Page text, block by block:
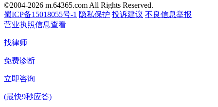
©2004-2026 m.64365.com All Rights Reserved.
蜀ICP备15018055号-1 隐私保护 投诉建议 不良信息举报
营业执照信息查看
找律师
免费诊断
立即咨询
(最快9秒应答)